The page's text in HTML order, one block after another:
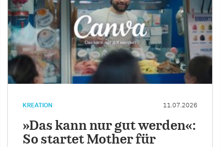
KREATION 11.07.2026
»Das kann nur gut werden«:
So startet Mother für